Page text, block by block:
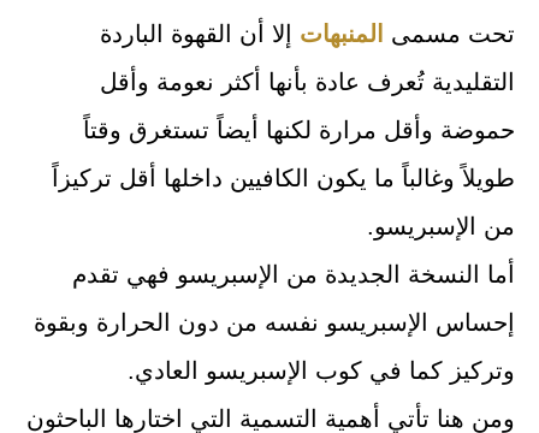
تحت مسمى المنبهات إلا أن القهوة الباردة
التقليدية تُعرف عادة بأنها أكثر نعومة وأقل
حموضة وأقل مرارة لكنها أيضاً تستغرق وقتاً
طويلاً وغالباً ما يكون الكافيين داخلها أقل تركيزاً
من الإسبريسو.
أما النسخة الجديدة من الإسبريسو فهي تقدم
إحساس الإسبريسو نفسه من دون الحرارة وبقوة
وتركيز كما في كوب الإسبريسو العادي.
ومن هنا تأتي أهمية التسمية التي اختارها الباحثون